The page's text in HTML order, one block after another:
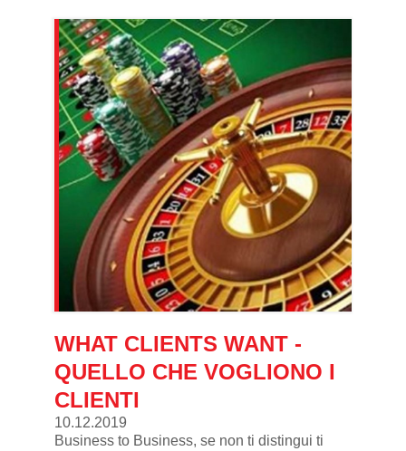
WHAT CLIENTS WANT -
QUELLO CHE VOGLIONO I
CLIENTI
10.12.2019
Business to Business, se non ti distingui ti